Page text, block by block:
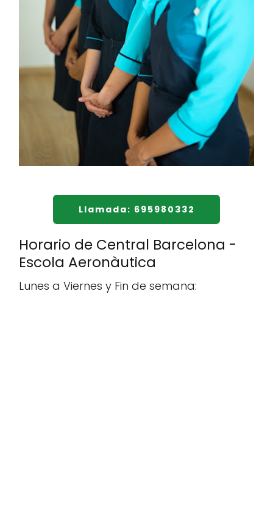
Llamada: 695980332
Horario de Central Barcelona -
Escola Aeronàutica
Lunes a Viernes y Fin de semana: